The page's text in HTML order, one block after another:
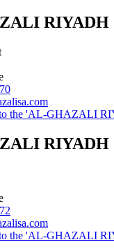
RIYADH
the 'AL-GHAZALI
RIYADH
the 'AL-GHAZALI